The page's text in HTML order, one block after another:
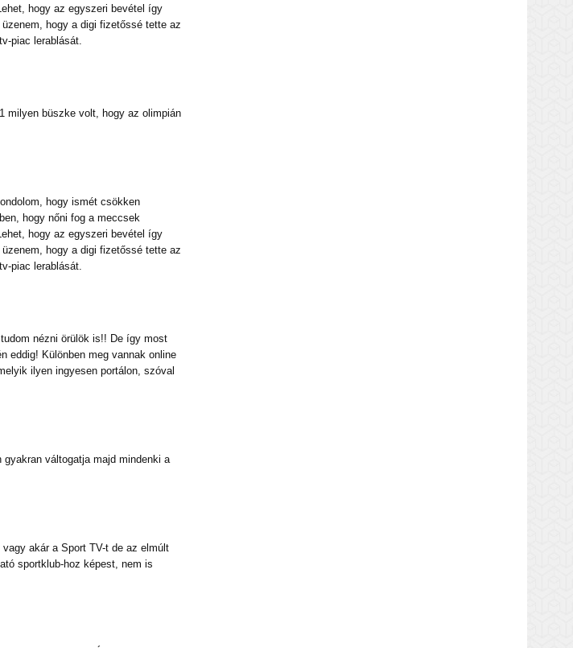
hogy az egyszeri bevétel így
hogy a digi fizetőssé tette az
piac lerablását.
milyen büszke volt, hogy az olimpián
hogy ismét csökken
hogy nőni fog a meccsek
hogy az egyszeri bevétel így
hogy a digi fizetőssé tette az
piac lerablását.
nézni örülök is!! De így most
eddig! Különben meg vannak online
ilyen ingyesen portálon, szóval
váltogatja majd mindenki a
akár a Sport TV-t de az elmúlt
sportklub-hoz képest, nem is